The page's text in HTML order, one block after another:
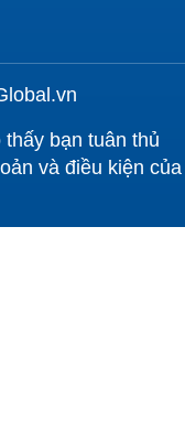
bạn tuân thủ
và điều kiện của